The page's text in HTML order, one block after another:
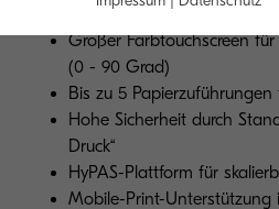
Großer Farbtouchscreen
(0 - 90 Grad)
Bis zu 5
Hohe Sicherheit durch
Druck“
HyPAS-Plattform für
Mobile-Print-Unterstützung